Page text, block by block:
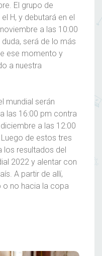
El grupo de
el H, y debutará en el
a las 10:00
será de lo más
ese momento y
a nuestra
mundial serán
las 16:00 pm contra
a las 12:00
de estos tres
los resultados del
2022 y alentar con
A partir de allí,
o no hacia la copa